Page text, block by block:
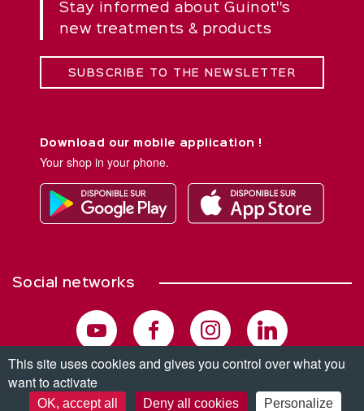
Stay informed about Guinot''s
new treatments & products
SUBSCRIBE TO THE NEWSLETTER
Download our mobile application !
Your shop in your phone.
Social networks
© Copyright 2026. All rights reserved.
This site uses cookies and gives you control over what you
want to activate
OK, accept all Deny all cookies Personalize